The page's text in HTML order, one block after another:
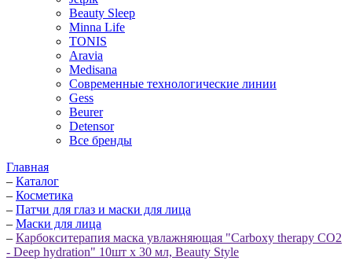
Beauty Sleep
Minna Life
TONIS
Aravia
Medisana
Современные технологические линии
Gess
Beurer
Detensor
Все бренды
Главная
– Каталог
– Косметика
– Патчи для глаз и маски для лица
– Маски для лица
– Карбокситерапия маска увлажняющая "Carboxy therapy CO2
- Deep hydration" 10шт x 30 мл, Beauty Style